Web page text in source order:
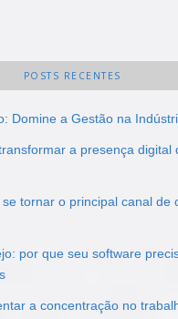
POSTS RECENTES
Domine a Gestão na
a presença digital
tornar o principal canal de
por que seu software
a concentração no